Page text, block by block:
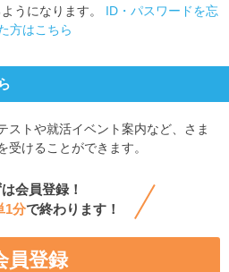
うになります。 ID・パスワードを忘
方はこちら
ストや就活イベント案内など、さま
受けることができます。
会員登録！
1分で終わります！
員登録